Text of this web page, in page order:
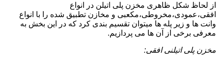
از لحاظ شکل ظاهری مخزن پلی اتیلن در انواع
افقی،عمودی،مخروطی،مکعبی و مخازن تطبیق شده را با انواع
وانت ها و زیر پله ها میتوان تقسیم بندی کرد که در این بخش به
معرفی برخی از آن ها می پردازیم.
مخزن پلی اتیلنی افقی: